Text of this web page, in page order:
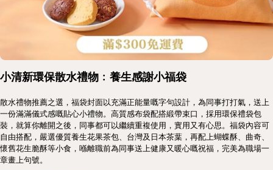
小清新環保散水禮物﹕養生感謝小福袋
散水禮物推薦之選，福袋封面以充滿正能量嘅字句設計，為同事打打氣，送上
一份滿滿儀式感嘅貼心小禮物。高質感布袋配搭緞帶束口，採用環保禮袋包
裝，就算你離開之後，同事都可以繼續重複使用，實用又有心思。福袋內容可
自由搭配，嚴選優質養生花果茶包、台灣及日本茶葉，再配上蝴蝶酥、曲奇、
懷舊花生脆酥等小食，喺離職前為同事送上健康又暖心嘅祝福，完美為職場一
章畫上句號。